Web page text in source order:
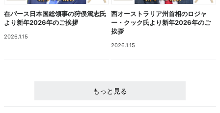
在パース日本国総領事の狩俣篤志氏
より新年2026年のご挨拶
2026.1.15
西オーストラリア州首相のロジャ
ー・クック氏より新年2026年のご
挨拶
2026.1.15
もっと見る